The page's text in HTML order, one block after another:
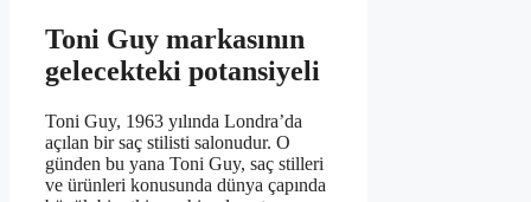
Toni Guy markasının
gelecekteki potansiyeli
Toni Guy, 1963 yılında Londra’da
açılan bir saç stilisti salonudur. O
günden bu yana Toni Guy, saç stilleri
ve ürünleri konusunda dünya çapında